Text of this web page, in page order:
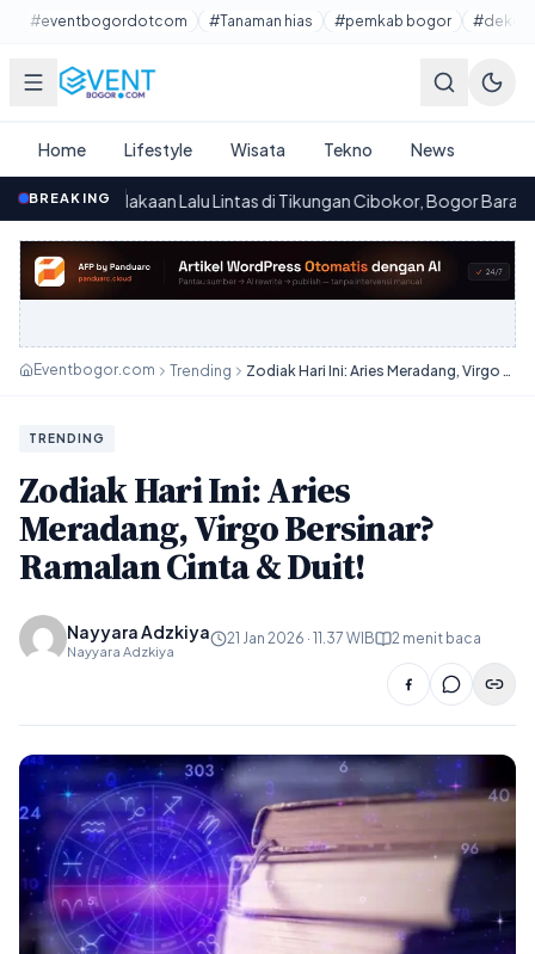
Lewati ke konten utama
#eventbogordotcom #Tanaman hias #pemkab bogor
Home Lifestyle Wisata Tekno News
BREAKING
Lalu Lintas di Tikungan Cibokor, Bogor Barat: Korban Tewas
Eventbogor.com Trending Zodiak Hari Ini: Aries Meradang, Virgo Bersinar? Ramalan Cinta & Duit!
TRENDING
Zodiak Hari Ini: Aries
Meradang, Virgo Bersinar?
Ramalan Cinta & Duit!
Nayyara Adzkiya
Nayyara Adzkiya
21 Jan 2026 · 11.37 WIB 2 menit baca